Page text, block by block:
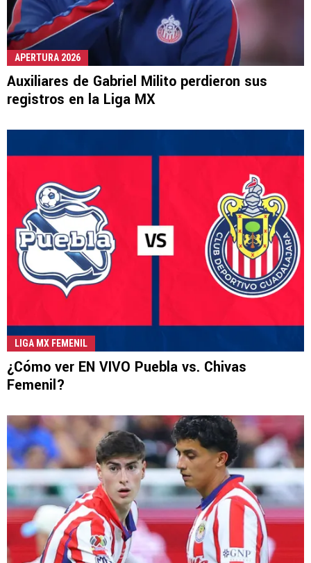
APERTURA 2026
Auxiliares de Gabriel Milito perdieron sus
registros en la Liga MX
LIGA MX FEMENIL
¿Cómo ver EN VIVO Puebla vs. Chivas
Femenil?